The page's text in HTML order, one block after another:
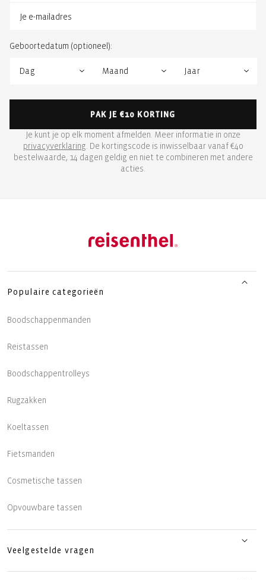
Geboortedatum (optioneel):
PAK JE €10 KORTING
Je kunt je op elk moment afmelden. Meer informatie in onze
privacyverklaring. De kortingscode is inwisselbaar vanaf €40
bestelwaarde, 14 dagen geldig en niet te combineren met andere
acties.
Populaire categorieën
Boodschappenmanden
Reistassen
Boodschappentrolleys
Rugzakken
Koeltassen
Fietsmanden
Cosmetische tassen
Opvouwbare tassen
Veelgestelde vragen